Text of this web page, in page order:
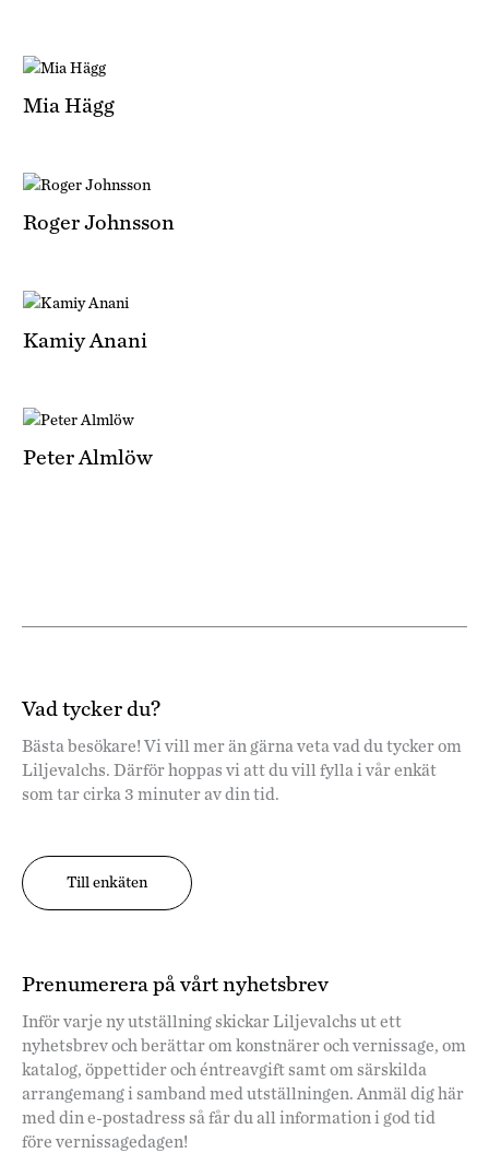
Mia Hägg
Roger Johnsson
Kamiy Anani
Peter Almlöw
Vad tycker du?
Bästa besökare! Vi vill mer än gärna veta vad du tycker om
Liljevalchs. Därför hoppas vi att du vill fylla i vår enkät
som tar cirka 3 minuter av din tid.
Till enkäten
Prenumerera på vårt nyhetsbrev
Inför varje ny utställning skickar Liljevalchs ut ett
nyhetsbrev och berättar om konstnärer och vernissage, om
katalog, öppettider och éntreavgift samt om särskilda
arrangemang i samband med utställningen. Anmäl dig här
med din e-postadress så får du all information i god tid
före vernissagedagen!